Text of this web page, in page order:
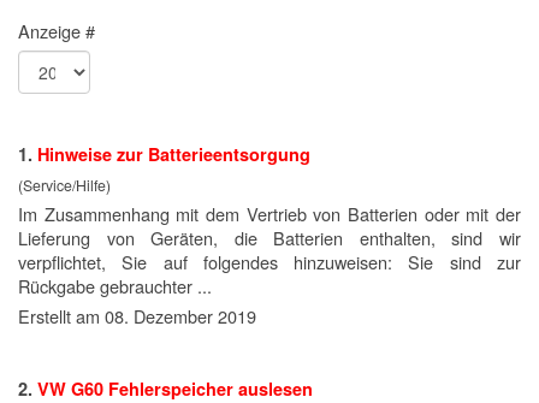
Anzeige #
1. Hinweise zur Batterieentsorgung
(Service/Hilfe)
Im Zusammenhang mit dem Vertrieb von Batterien oder mit der
Lieferung von Geräten, die Batterien enthalten, sind wir
verpflichtet, Sie auf folgendes hinzuweisen: Sie sind zur
Rückgabe gebrauchter ...
Erstellt am 08. Dezember 2019
2. VW G60 Fehlerspeicher auslesen